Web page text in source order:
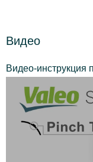
Видео
Видео-инструкция